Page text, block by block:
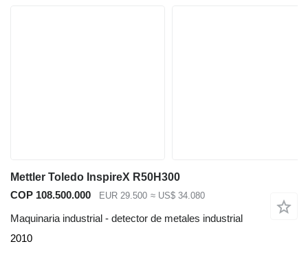
Mettler Toledo InspireX R50H300
COP 108.500.000
EUR 29.500 ≈ US$ 34.080
Maquinaria industrial - detector de metales industrial
2010